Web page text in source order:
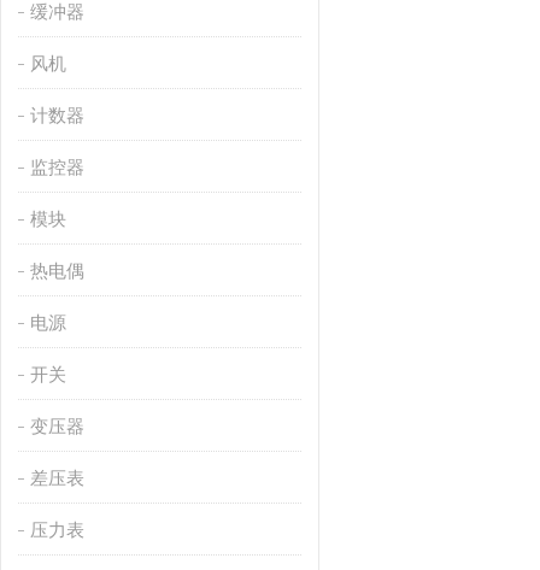
缓冲器
风机
计数器
监控器
模块
热电偶
电源
开关
变压器
差压表
压力表